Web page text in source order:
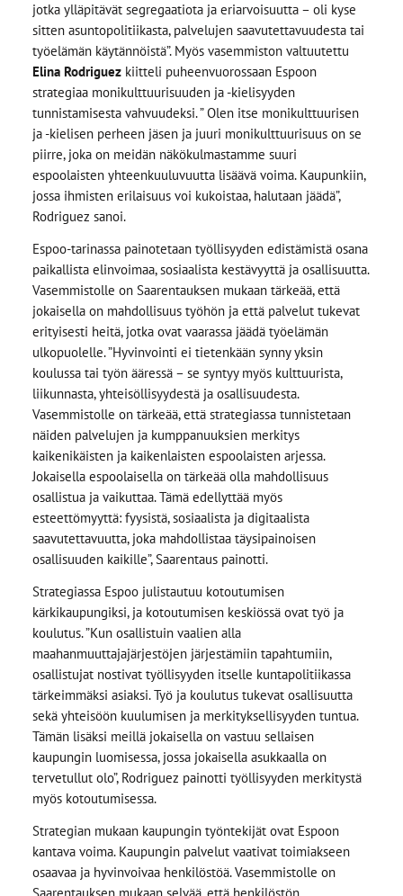
jotka ylläpitävät segregaatiota ja eriarvoisuutta – oli kyse
sitten asuntopolitiikasta, palvelujen saavutettavuudesta tai
työelämän käytännöistä”. Myös vasemmiston valtuutettu
Elina Rodriguez kiitteli puheenvuorossaan Espoon
strategiaa monikulttuurisuuden ja -kielisyyden
tunnistamisesta vahvuudeksi. ” Olen itse monikulttuurisen
ja -kielisen perheen jäsen ja juuri monikulttuurisuus on se
piirre, joka on meidän näkökulmastamme suuri
espoolaisten yhteenkuuluvuutta lisäävä voima. Kaupunkiin,
jossa ihmisten erilaisuus voi kukoistaa, halutaan jäädä”,
Rodriguez sanoi.
Espoo-tarinassa painotetaan työllisyyden edistämistä osana
paikallista elinvoimaa, sosiaalista kestävyyttä ja osallisuutta.
Vasemmistolle on Saarentauksen mukaan tärkeää, että
jokaisella on mahdollisuus työhön ja että palvelut tukevat
erityisesti heitä, jotka ovat vaarassa jäädä työelämän
ulkopuolelle. ”Hyvinvointi ei tietenkään synny yksin
koulussa tai työn ääressä – se syntyy myös kulttuurista,
liikunnasta, yhteisöllisyydestä ja osallisuudesta.
Vasemmistolle on tärkeää, että strategiassa tunnistetaan
näiden palvelujen ja kumppanuuksien merkitys
kaikenikäisten ja kaikenlaisten espoolaisten arjessa.
Jokaisella espoolaisella on tärkeää olla mahdollisuus
osallistua ja vaikuttaa. Tämä edellyttää myös
esteettömyyttä: fyysistä, sosiaalista ja digitaalista
saavutettavuutta, joka mahdollistaa täysipainoisen
osallisuuden kaikille”, Saarentaus painotti.
Strategiassa Espoo julistautuu kotoutumisen
kärkikaupungiksi, ja kotoutumisen keskiössä ovat työ ja
koulutus. ”Kun osallistuin vaalien alla
maahanmuuttajajärjestöjen järjestämiin tapahtumiin,
osallistujat nostivat työllisyyden itselle kuntapolitiikassa
tärkeimmäksi asiaksi. Työ ja koulutus tukevat osallisuutta
sekä yhteisöön kuulumisen ja merkityksellisyyden tuntua.
Tämän lisäksi meillä jokaisella on vastuu sellaisen
kaupungin luomisessa, jossa jokaisella asukkaalla on
tervetullut olo”, Rodriguez painotti työllisyyden merkitystä
myös kotoutumisessa.
Strategian mukaan kaupungin työntekijät ovat Espoon
kantava voima. Kaupungin palvelut vaativat toimiakseen
osaavaa ja hyvinvoivaa henkilöstöä. Vasemmistolle on